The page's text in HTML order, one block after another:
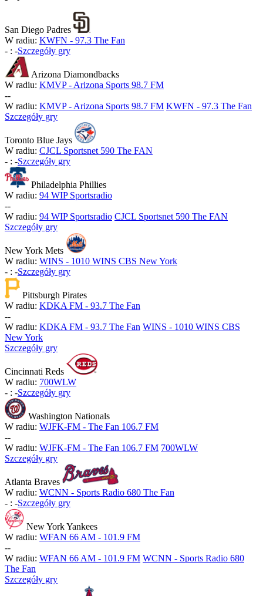
San Diego Padres
W radiu: KWFN - 97.3 The Fan
- : -Szczegóły gry
Arizona Diamondbacks
W radiu: KMVP - Arizona Sports 98.7 FM
--
W radiu: KMVP - Arizona Sports 98.7 FM KWFN - 97.3 The Fan
Szczegóły gry
Toronto Blue Jays
W radiu: CJCL Sportsnet 590 The FAN
- : -Szczegóły gry
Philadelphia Phillies
W radiu: 94 WIP Sportsradio
--
W radiu: 94 WIP Sportsradio CJCL Sportsnet 590 The FAN
Szczegóły gry
New York Mets
W radiu: WINS - 1010 WINS CBS New York
- : -Szczegóły gry
Pittsburgh Pirates
W radiu: KDKA FM - 93.7 The Fan
--
W radiu: KDKA FM - 93.7 The Fan WINS - 1010 WINS CBS
New York
Szczegóły gry
Cincinnati Reds
W radiu: 700WLW
- : -Szczegóły gry
Washington Nationals
W radiu: WJFK-FM - The Fan 106.7 FM
--
W radiu: WJFK-FM - The Fan 106.7 FM 700WLW
Szczegóły gry
Atlanta Braves
W radiu: WCNN - Sports Radio 680 The Fan
- : -Szczegóły gry
New York Yankees
W radiu: WFAN 66 AM - 101.9 FM
--
W radiu: WFAN 66 AM - 101.9 FM WCNN - Sports Radio 680
The Fan
Szczegóły gry